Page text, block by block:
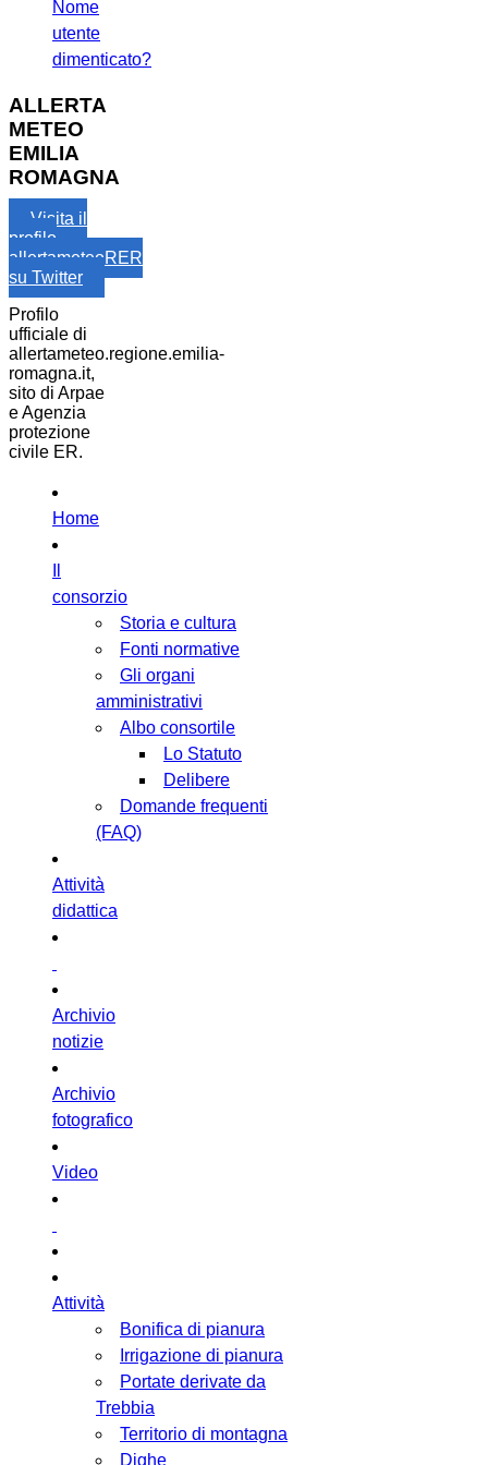
Nome
utente
dimenticato?
ALLERTA
METEO
EMILIA
ROMAGNA
Visita il
profilo
allertameteoRER
su Twitter
Profilo
ufficiale di
allertameteo.regione.emilia-
romagna.it,
sito di Arpae
e Agenzia
protezione
civile ER.
Home
consorzio
Storia e cultura
Fonti normative
Gli organi
amministrativi
Albo consortile
Lo Statuto
Delibere
Domande frequenti
(FAQ)
Attività
didattica
Archivio
notizie
Archivio
fotografico
Video
Attività
Bonifica di pianura
Irrigazione di pianura
Portate derivate da
Trebbia
Territorio di montagna
Dighe